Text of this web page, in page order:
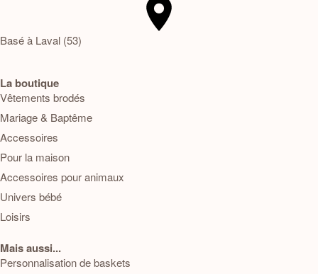
Basé à Laval (53)
La boutique
Vêtements brodés
Mariage & Baptême
Accessoires
Pour la maison
Accessoires pour animaux
Univers bébé
Loisirs
Mais aussi...
Personnalisation de baskets